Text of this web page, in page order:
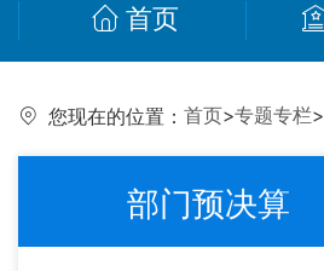
首页
您现在的位置： 首页>专题专栏>
部门预决算